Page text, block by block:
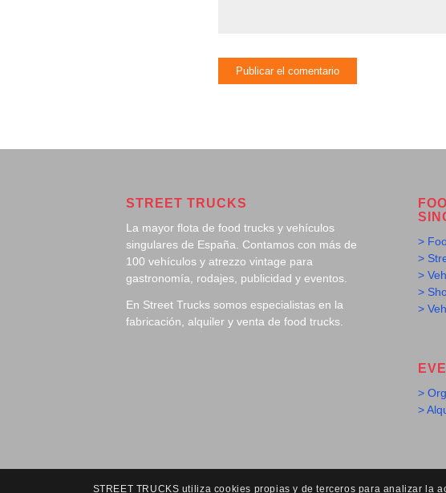
STREET TRUCKS
La mayor flota de food trucks y vehículos
singulares de España. Contamos con más de
100 vehículos y atrezzo vintage para
gastronomía, rodajes, publicidad y eventos.
En Street Trucks somos especialistas en la
fabricación, alquiler y venta de food trucks.
>
>
>
>
>
>
>
STREET TRUCKS utiliza cookies propias y de terceros para analizar la